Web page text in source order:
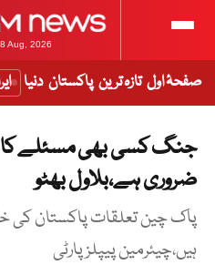
8 Aug, 2026
صفحۂ اول تازہ ترین پاکستان دنیا
جنگ کسی بھی مسئلے کا
ضروری ہے،بلاول بھٹو
پاک چین تعلقات پاکستان کی
ہیں،چیئرمین پیپلزپارٹی